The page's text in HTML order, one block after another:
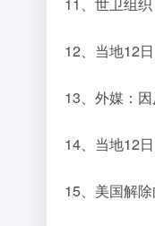
12、当地12
13、外媒：
14、当地12
15、美国解